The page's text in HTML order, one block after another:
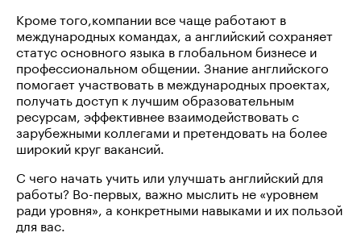
Кроме того,компании все чаще работают в
международных командах, а английский сохраняет
статус основного языка в глобальном бизнесе и
профессиональном общении. Знание английского
помогает участвовать в международных проектах,
получать доступ к лучшим образовательным
ресурсам, эффективнее взаимодействовать с
зарубежными коллегами и претендовать на более
широкий круг вакансий.
С чего начать учить или улучшать английский для
работы? Во-первых, важно мыслить не «уровнем
ради уровня», а конкретными навыками и их пользой
для вас.